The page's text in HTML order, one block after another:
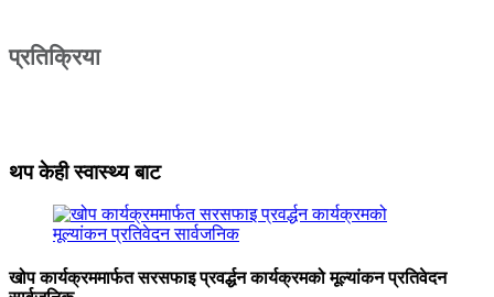
प्रतिक्रिया
थप केही स्वास्थ्य बाट
खोप कार्यक्रममार्फत सरसफाइ प्रवर्द्धन कार्यक्रमको मूल्यांकन प्रतिवेदन